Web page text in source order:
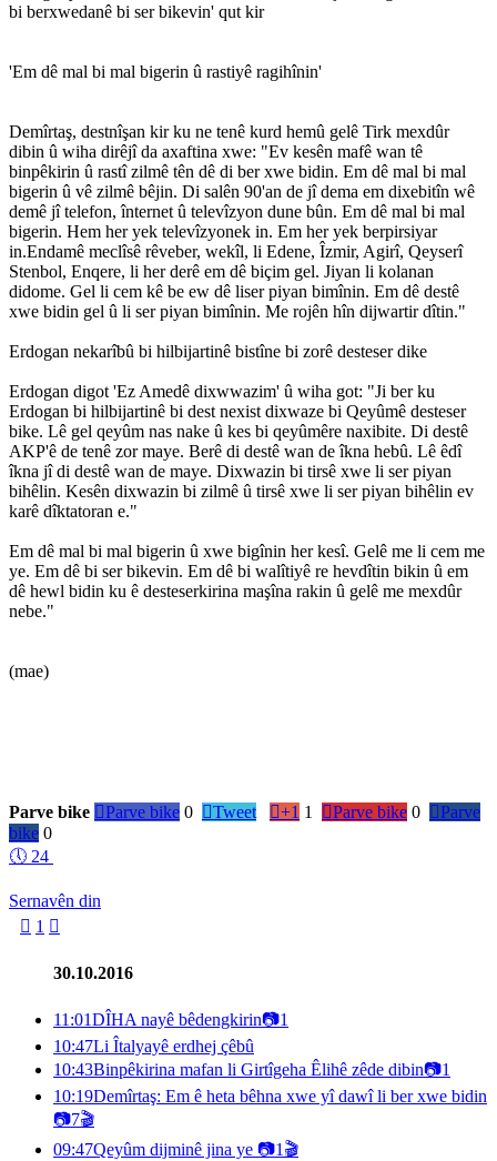
bi berxwedanê bi ser bikevin' qut kir
'Em dê mal bi mal bigerin û rastiyê ragihînin'
Demîrtaş, destnîşan kir ku ne tenê kurd hemû gelê Tirk mexdûr
dibin û wiha dirêjî da axaftina xwe: "Ev kesên mafê wan tê
binpêkirin û rastî zilmê tên dê di ber xwe bidin. Em dê mal bi mal
bigerin û vê zilmê bêjin. Di salên 90'an de jî dema em dixebitîn wê
demê jî telefon, înternet û televîzyon dune bûn. Em dê mal bi mal
bigerin. Hem her yek televîzyonek in. Em her yek berpirsiyar
in.Endamê meclîsê rêveber, wekîl, li Edene, Îzmir, Agirî, Qeyserî
Stenbol, Enqere, li her derê em dê biçim gel. Jiyan li kolanan
didome. Gel li cem kê be ew dê liser piyan bimînin. Em dê destê
xwe bidin gel û li ser piyan bimînin. Me rojên hîn dijwartir dîtin."
Erdogan nekarîbû bi hilbijartinê bistîne bi zorê desteser dike
Erdogan digot 'Ez Amedê dixwwazim' û wiha got: "Ji ber ku
Erdogan bi hilbijartinê bi dest nexist dixwaze bi Qeyûmê desteser
bike. Lê gel qeyûm nas nake û kes bi qeyûmêre naxibite. Di destê
AKP'ê de tenê zor maye. Berê di destê wan de îkna hebû. Lê êdî
îkna jî di destê wan de maye. Dixwazin bi tirsê xwe li ser piyan
bihêlin. Kesên dixwazin bi zilmê û tirsê xwe li ser piyan bihêlin ev
karê dîktatoran e."
Em dê mal bi mal bigerin û xwe bigînin her kesî. Gelê me li cem me
ye. Em dê bi ser bikevin. Em dê bi walîtiyê re hevdîtin bikin û em
dê hewl bidin ku ê desteserkirina maşîna rakin û gelê me mexdûr
nebe."
(mae)
Parve bike Parve bike 0 Tweet +1 1 Parve bike 0 Parve
bike 0
🕔 24
Sernavên din
 1 
30.10.2016
11:01DÎHA nayê bêdengkirin📷1
10:47Li Îtalyayê erdhej çêbû
10:43Binpêkirina mafan li Girtîgeha Êlihê zêde dibin📷1
10:19Demîrtaş: Em ê heta bêhna xwe yî dawî li ber xwe bidin
📷7🎬
09:47Qeyûm dijminê jina ye 📷1 🎬